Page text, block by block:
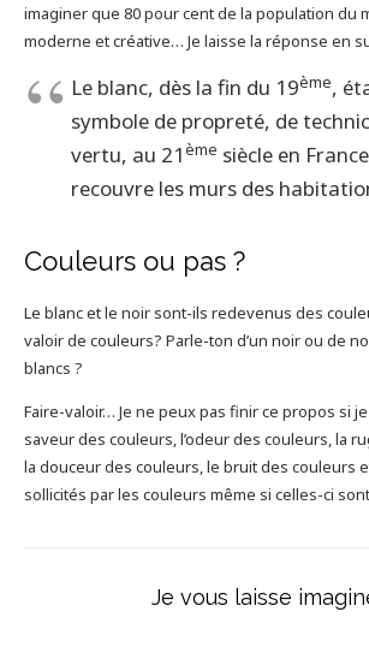
imaginer que 80 pour cent de la population du
moderne et créative… Je laisse la réponse en
Le blanc, dès la fin du 19ème,
symbole de propreté, de
vertu, au 21ème siècle en
recouvre les murs des
Couleurs ou pas ?
Le blanc et le noir sont-ils redevenus des
valoir de couleurs? Parle-ton d’un noir ou de
blancs ?
Faire-valoir… Je ne peux pas finir ce propos si je
saveur des couleurs, l’odeur des couleurs, la
la douceur des couleurs, le bruit des couleurs
sollicités par les couleurs même si celles-ci
Je vous laisse